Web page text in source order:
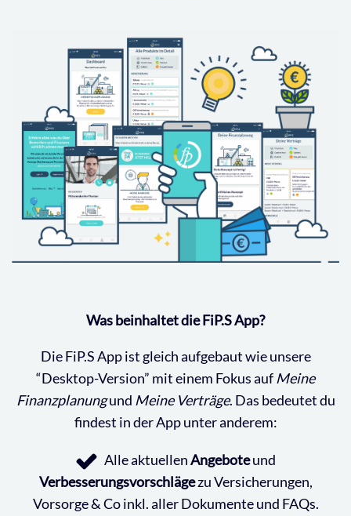
Was beinhaltet die FiP.S App?
Die FiP.S App ist gleich aufgebaut wie unsere
“Desktop-Version” mit einem Fokus auf Meine
Finanzplanungund Meine Verträge. Das bedeutet du
findest in der App unter anderem:
Alle aktuellenAngeboteund
Verbesserungsvorschlägezu Versicherungen,
Vorsorge & Co inkl. aller Dokumente und FAQs.